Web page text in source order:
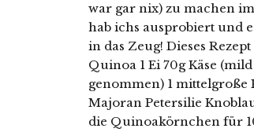
war gar nix) zu machen
hab ichs ausprobiert und
in das Zeug! Dieses
Quinoa 1 Ei 70g Käse
genommen) 1 mittelgroße
Majoran Petersilie
die Quinoakörnchen für